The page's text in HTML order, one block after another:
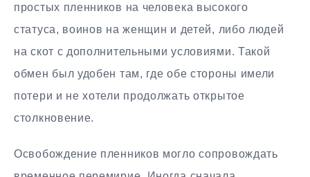
простых пленников на человека высокого
статуса, воинов на женщин и детей, либо людей
на скот с дополнительными условиями. Такой
обмен был удобен там, где обе стороны имели
потери и не хотели продолжать открытое
столкновение.
Освобождение пленников могло сопровождать